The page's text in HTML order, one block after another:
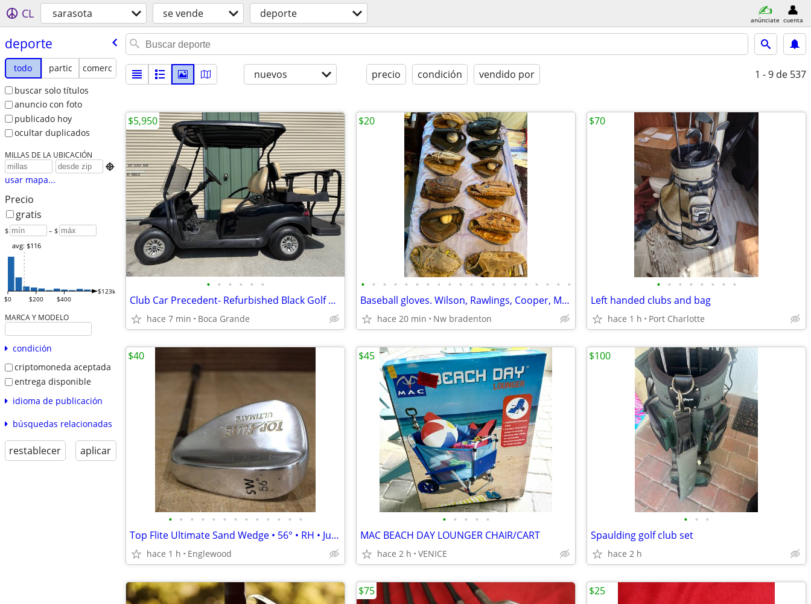
CL sarasota se vende deporte anúnciate cuenta
deporte
todo partic
comerc
buscar solo títulos
anuncio con foto
publicado hoy
ocultar duplicados
MILLAS DE LA UBICACIÓN

usar mapa...
Precio
gratis
$ – $
$0 $200 $400
$123k
avg: $116
MARCA Y MODELO
condición
criptomoneda aceptada
entrega disponible
idioma de publicación
búsquedas relacionadas
restablecer aplicar
nuevos precio condición vendido por 1 - 9 de 537
• • • • • •
Club Car Precedent- Refurbished Black Golf Cart
hace 7 min Boca Grande
$5,950
• • • • • • • • • • • • • • • • • • • •
Baseball gloves. Wilson, Rawlings, Cooper, Mcgregor
hace 20 min Nw bradenton
$20
• • • • • • • •
Left handed clubs and bag
hace 1 h Port Charlotte
$70
• • • • • • • • • • • • •
Top Flite Ultimate Sand Wedge • 56° • RH • Jumbo Grip
hace 1 h Englewood
$40
• • • • •
MAC BEACH DAY LOUNGER CHAIR/CART
hace 2 h VENICE
$45
• • •
Spaulding golf club set
hace 2 h
$100
$75 $25